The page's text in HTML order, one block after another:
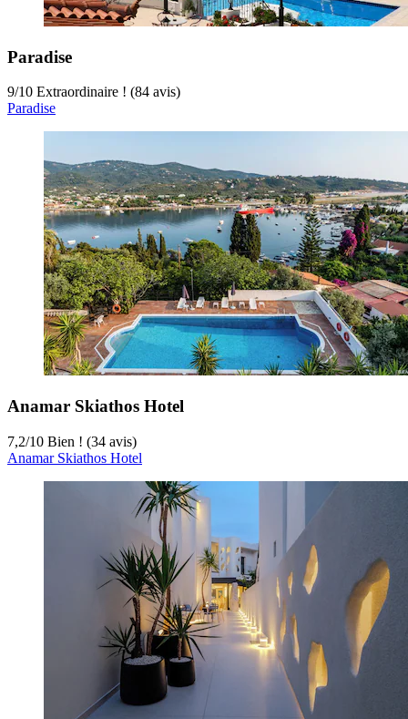
Paradise
9/10 Extraordinaire ! (84 avis)
Paradise
Anamar Skiathos Hotel
7,2/10 Bien ! (34 avis)
Anamar Skiathos Hotel